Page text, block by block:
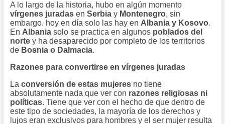
A lo largo de la historia, hubo en algún momento
vírgenes juradasen Serbiay Montenegro, sin
embargo, hoy en día solo las hay en Albania y Kosovo.
En Albaniasolo se practica en algunos poblados del
nortey ha desaparecido por completo de los territorios
de Bosnia o Dalmacia.
Razones para convertirse en vírgenes juradas
La conversión de estas mujeresno tiene
absolutamente nada que ver con razones religiosas ni
políticas. Tiene que ver con el hecho de que dentro de
este tipo de sociedades, la mayoría de los derechos y
lujos eran exclusivos para hombres y el ser mujer resulta